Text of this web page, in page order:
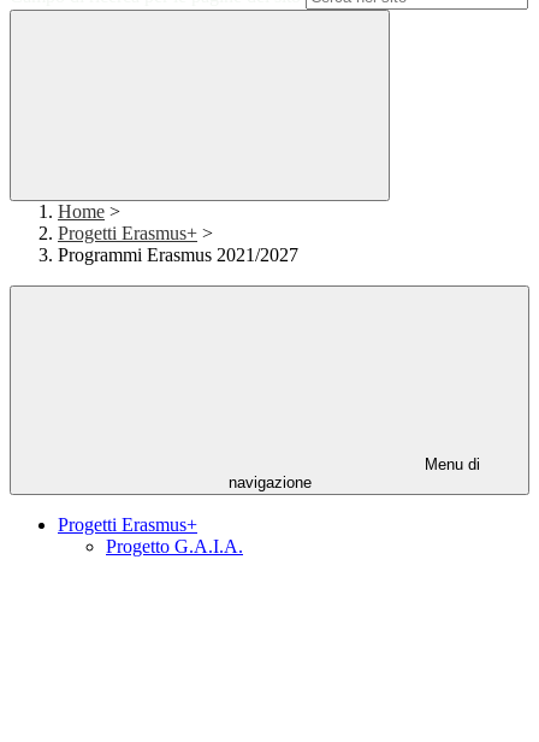
Home >
Progetti Erasmus+ >
Programmi Erasmus 2021/2027
Menu di
navigazione
Progetti Erasmus+
Progetto G.A.I.A.